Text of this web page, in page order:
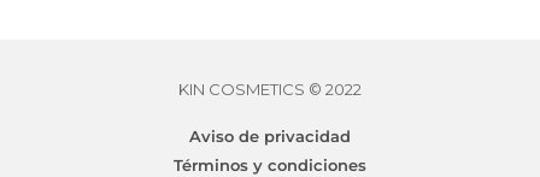
KIN COSMETICS © 2022
Aviso de privacidad
Términos y condiciones